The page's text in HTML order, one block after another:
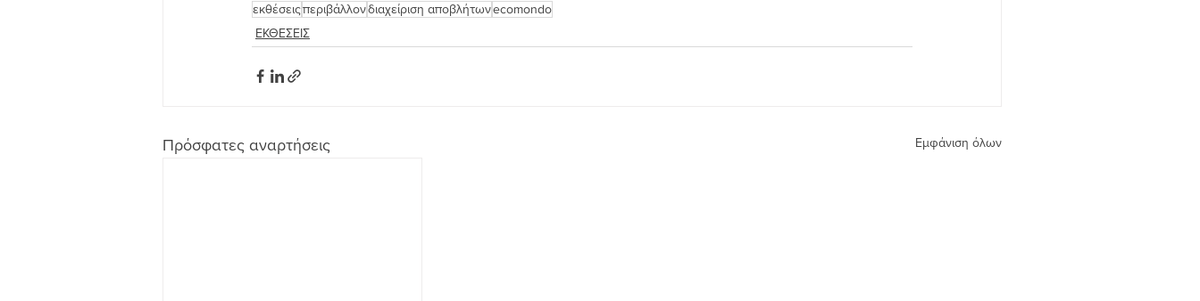
εκθέσειςπεριβάλλονδιαχείριση αποβλήτωνecomondo
ΕΚΘΕΣΕΙΣ
Πρόσφατες αναρτήσεις Εμφάνιση όλων